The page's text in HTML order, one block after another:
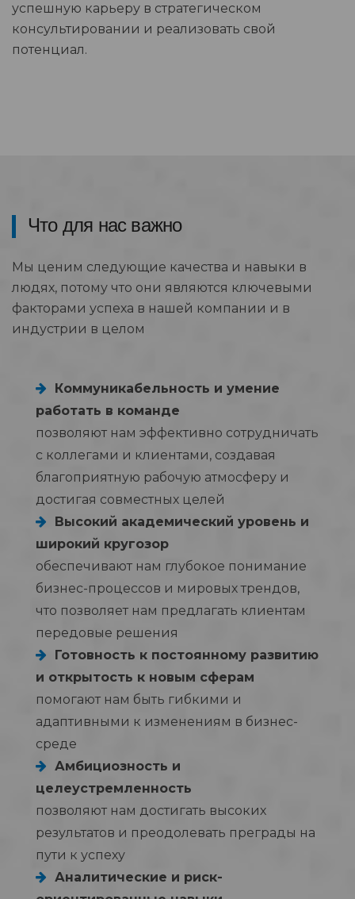
успешную карьеру в стратегическом
консультировании и реализовать свой
потенциал.
Что для нас важно
Мы ценим следующие качества и навыки в
людях, потому что они являются ключевыми
факторами успеха в нашей компании и в
индустрии в целом
Коммуникабельность и умение
работать в команде
позволяют нам эффективно сотрудничать
с коллегами и клиентами, создавая
благоприятную рабочую атмосферу и
достигая совместных целей
Высокий академический уровень и
широкий кругозор
обеспечивают нам глубокое понимание
бизнес-процессов и мировых трендов,
что позволяет нам предлагать клиентам
передовые решения
Готовность к постоянному развитию
и открытость к новым сферам
помогают нам быть гибкими и
адаптивными к изменениям в бизнес-
среде
Амбициозность и
целеустремленность
позволяют нам достигать высоких
результатов и преодолевать преграды на
пути к успеху
Аналитические и риск-